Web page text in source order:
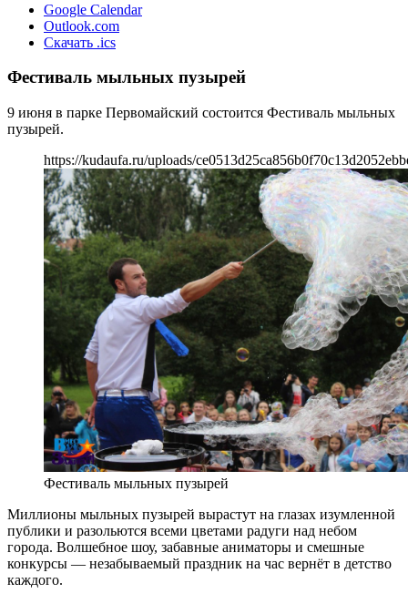
Google Calendar
Outlook.com
Скачать .ics
Фестиваль мыльных пузырей
9 июня в парке Первомайский состоится Фестиваль мыльных
пузырей.
https://kudaufa.ru/uploads/
Фестиваль мыльных пузырей
Миллионы мыльных пузырей вырастут на глазах изумленной
публики и разольются всеми цветами радуги над небом
города. Волшебное шоу, забавные аниматоры и смешные
конкурсы — незабываемый праздник на час вернёт в детство
каждого.